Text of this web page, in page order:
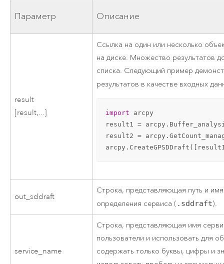
Параметр Описание
result
[result,...]
Ссылка на один или несколько
на диске. Множество результатов
списка. Следующий пример
результатов в качестве входных
import arcpy
result1 =
result2 =
out_sddraft
Строка, представляющая путь и
определения сервиса ( .sddraft).
service_name
Строка, представляющая имя
пользователи и использовать для
содержать только буквы, цифры и